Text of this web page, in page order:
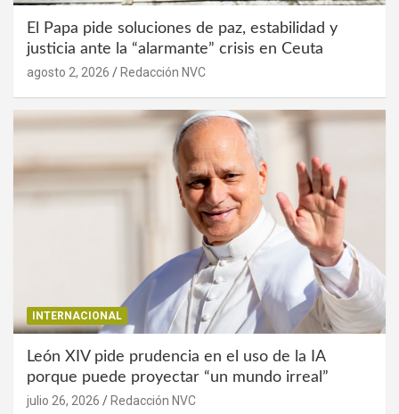
El Papa pide soluciones de paz, estabilidad y
justicia ante la “alarmante” crisis en Ceuta
agosto 2, 2026 Redacción NVC
INTERNACIONAL
León XIV pide prudencia en el uso de la IA
porque puede proyectar “un mundo irreal”
julio 26, 2026 Redacción NVC